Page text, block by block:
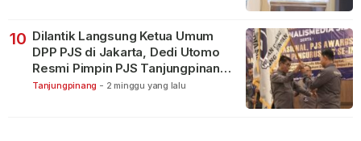
10 Dilantik Langsung Ketua Umum
DPP PJS di Jakarta, Dedi Utomo
Resmi Pimpin PJS Tanjungpinang-
Bintan
Tanjungpinang - 2 minggu yang lalu